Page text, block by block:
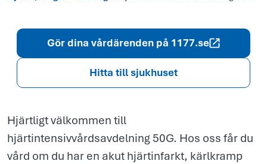
Gör dina vårdärenden på 1177.se
Hitta till sjukhuset
Hjärtligt välkommen till
hjärtintensivvårdsavdelning 50G. Hos oss får du
vård om du har en akut hjärtinfarkt, kärlkramp